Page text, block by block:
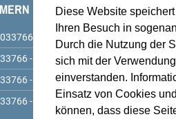
Diese Website
Ihren Besuch in
Durch die Nutzung der
sich mit der
einverstanden.
Einsatz von Cookies
können, dass diese
033766 - 6890
- 68930
- 68940
- 68958
ANSCHRIFT &
AMT
Amt
service@amt-
Markt